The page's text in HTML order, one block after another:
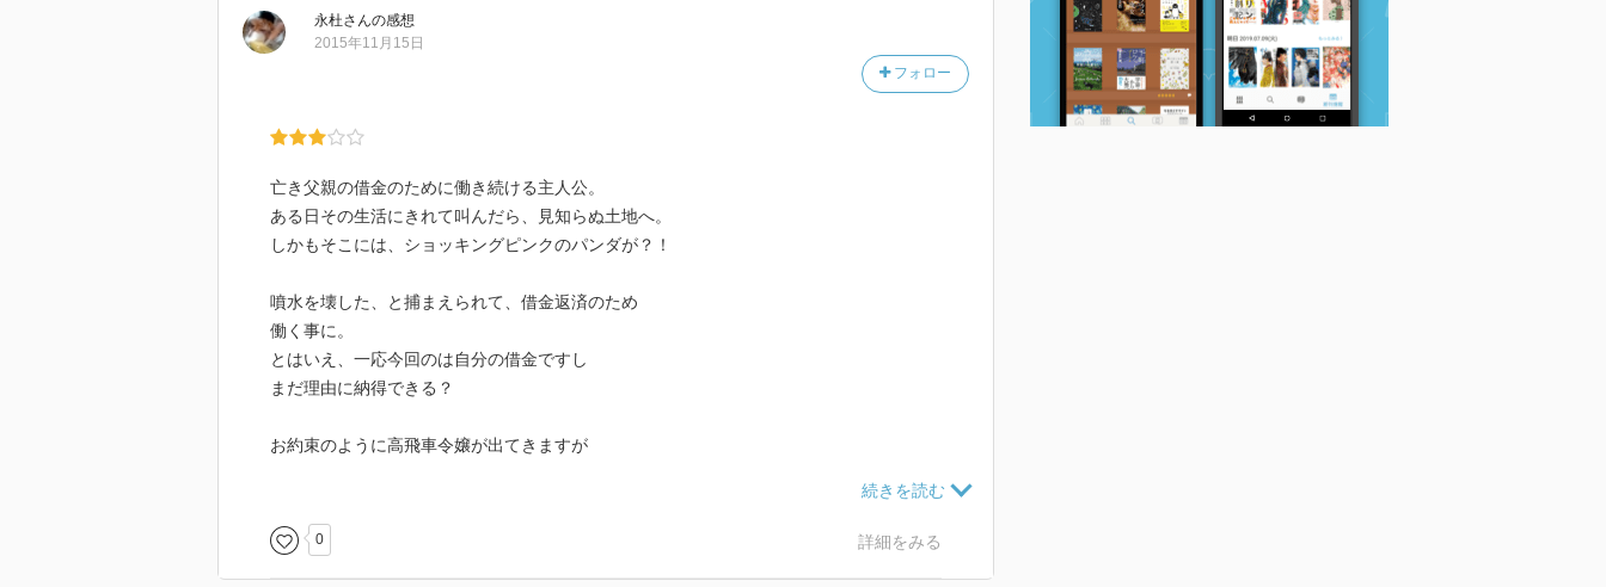
永杜さんの感想
フォロー
2015年11月15日
亡き父親の借金のために働き続ける主人公。
ある日その生活にきれて叫んだら、見知らぬ土地へ。
しかもそこには、ショッキングピンクのパンダが？！
噴水を壊した、と捕まえられて、借金返済のため
働く事に。
とはいえ、一応今回のは自分の借金ですし
まだ理由に納得できる？
お約束のように高飛車令嬢が出てきますが
その犯人はうやむや…。
0 詳細をみる